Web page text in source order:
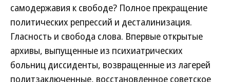
самодержавия к свободе? Полное прекращение
политических репрессий и десталинизация.
Гласность и свобода слова. Впервые открытые
архивы, выпущенные из психиатрических
больниц диссиденты, возвращенные из лагерей
политзаключенные, восстановленное советское